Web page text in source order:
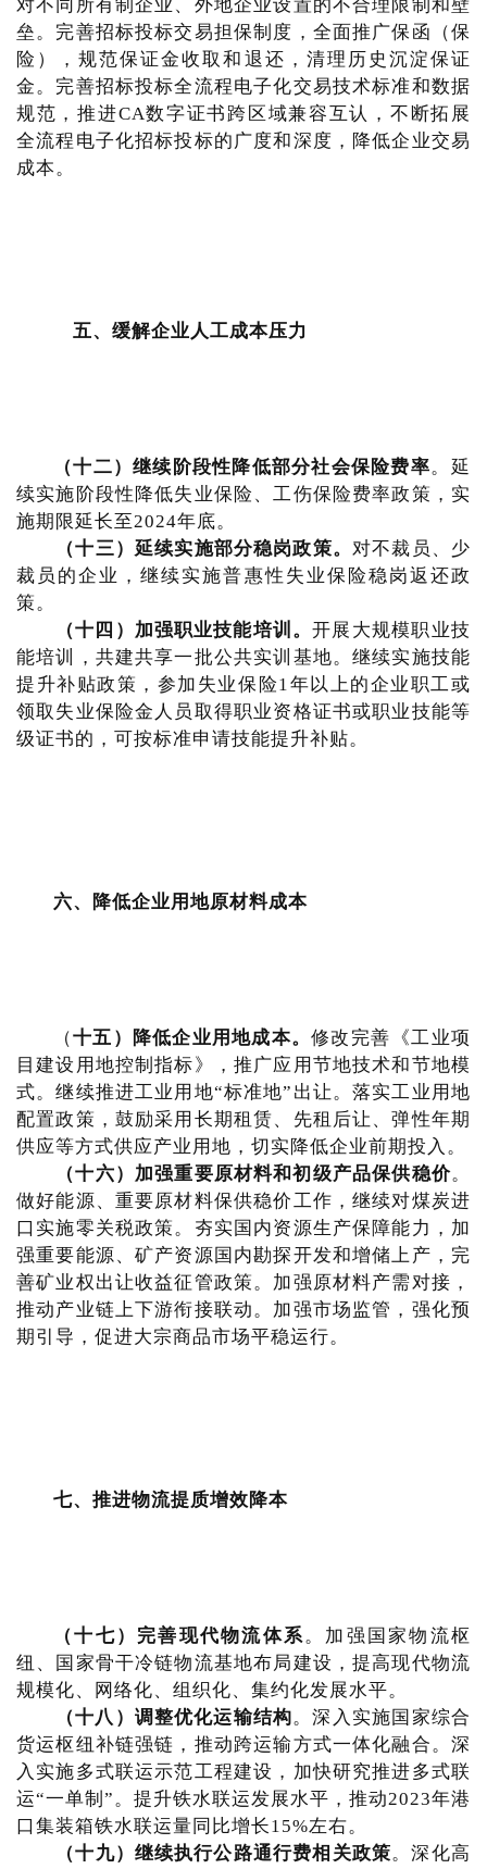
对不同所有制企业、外地企业设置的不合理限制和壁
垒。完善招标投标交易担保制度，全面推广保函（保
险），规范保证金收取和退还，清理历史沉淀保证
金。完善招标投标全流程电子化交易技术标准和数据
规范，推进CA数字证书跨区域兼容互认，不断拓展
全流程电子化招标投标的广度和深度，降低企业交易
成本。
五、缓解企业人工成本压力
（十二）继续阶段性降低部分社会保险费率。延
续实施阶段性降低失业保险、工伤保险费率政策，实
施期限延长至2024年底。
（十三）延续实施部分稳岗政策。 对不裁员、少
裁员的企业，继续实施普惠性失业保险稳岗返还政
策。
（十四）加强职业技能培训。 开展大规模职业技
能培训，共建共享一批公共实训基地。继续实施技能
提升补贴政策，参加失业保险1年以上的企业职工或
领取失业保险金人员取得职业资格证书或职业技能等
级证书的，可按标准申请技能提升补贴。
六、降低企业用地原材料成本
（十五）降低企业用地成本。 修改完善《工业项
目建设用地控制指标》，推广应用节地技术和节地模
式。继续推进工业用地“标准地”出让。落实工业用地
配置政策，鼓励采用长期租赁、先租后让、弹性年期
供应等方式供应产业用地，切实降低企业前期投入。
（十六）加强重要原材料和初级产品保供稳价。
做好能源、重要原材料保供稳价工作，继续对煤炭进
口实施零关税政策。夯实国内资源生产保障能力，加
强重要能源、矿产资源国内勘探开发和增储上产，完
善矿业权出让收益征管政策。加强原材料产需对接，
推动产业链上下游衔接联动。加强市场监管，强化预
期引导，促进大宗商品市场平稳运行。
七、推进物流提质增效降本
（十七）完善现代物流体系。加强国家物流枢
纽、国家骨干冷链物流基地布局建设，提高现代物流
规模化、网络化、组织化、集约化发展水平。
（十八）调整优化运输结构。深入实施国家综合
货运枢纽补链强链，推动跨运输方式一体化融合。深
入实施多式联运示范工程建设，加快研究推进多式联
运“一单制”。提升铁水联运发展水平，推动2023年港
口集装箱铁水联运量同比增长15%左右。
（十九）继续执行公路通行费相关政策。深化高